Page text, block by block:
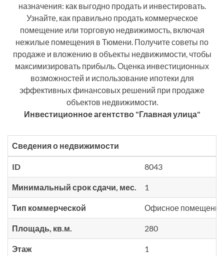
назначения: как выгодно продать и инвестировать.
Узнайте, как правильно продать коммерческое
помещение или торговую недвижимость, включая
нежилые помещения в Тюмени. Получите советы по
продаже и вложению в объекты недвижимости, чтобы
максимизировать прибыль. Оценка инвестиционных
возможностей и использование ипотеки для
эффективных финансовых решений при продаже
объектов недвижимости.
Инвестиционное агентство "Главная улица"
Сведения о недвижимости
ID 8043
Минимальный срок сдачи, мес. 1
Тип коммерческой Офисное помещение
Площадь, кв.м. 280
Этаж 1